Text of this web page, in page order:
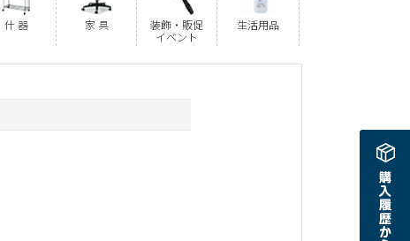
什 器 家 具
装飾・販促
イベント
生活用品